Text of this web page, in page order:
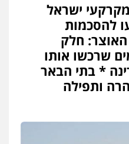
מקרקעי ישראל
להסכמות
חלק
שרכשו אותו
* בתי הבאר
ותפילה